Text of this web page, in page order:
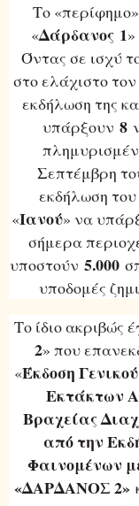
Το
«Δάρδανος 1
Όντας σε ισχύ
στο ελάχιστο
εκδήλωση της
υπάρξουν 8
Σεπτέμβρη
εκδήλωση
«Ιανού» να
σήμερα
υποστούν 5.000
υποδομές
Το ίδιο ακριβώς
2» που
«Έκδοση
Εκτάκτων
Βραχείας
από την
Φαινομένων
«ΔΑΡΔΑΝΟΣ 2»